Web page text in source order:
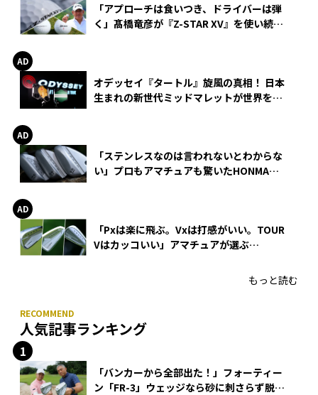
「アプローチは食いつき、ドライバーは弾
く」髙橋竜彦が『Z-STAR XV』を使い続け
オデッセイ『タートル』旋風の真相！ 日本
生まれの新世代ミッドマレットが世界を席
「ステンレスなのは言われないとわからな
い」プロもアマチュアも驚いたHONMA
「Pxは楽に飛ぶ。Vxは打感がいい。TOUR
Vはカッコいい」アマチュアが選ぶ
もっと読む
人気記事ランキング
「バンカーから全部出た！」フォーティー
ン「FR-3」ウェッジなら砂に刺さらず脱出